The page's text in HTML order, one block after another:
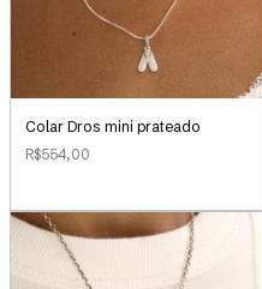
Colar Dros mini prateado
R$554,00